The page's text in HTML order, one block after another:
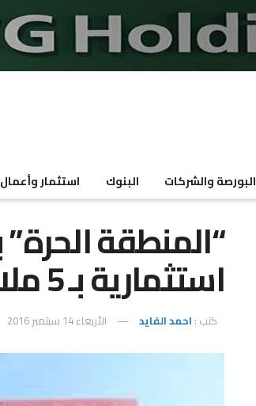
البورصة والشركات البنوك استثمار وأعمال
استثمارية بـ 5 ملايين دولار للمحافظة
كتب : احمد الفايد الأربعاء 14 سبتمبر 2016